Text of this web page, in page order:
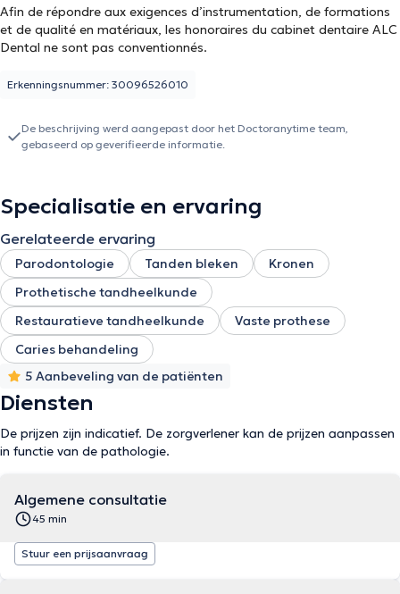
Afin de répondre aux exigences d’instrumentation, de formations
et de qualité en matériaux, les honoraires du cabinet dentaire ALC
Dental ne sont pas conventionnés.
Erkenningsnummer: 30096526010
De beschrijving werd aangepast door het Doctoranytime team,
gebaseerd op geverifieerde informatie.
Specialisatie en ervaring
Gerelateerde ervaring
Parodontologie Tanden bleken
Kronen
Prothetische tandheelkunde
Restauratieve tandheelkunde
Vaste prothese
Caries behandeling
5 Aanbeveling van de patiënten
Diensten
De prijzen zijn indicatief. De zorgverlener kan de prijzen aanpassen
in functie van de pathologie.
Algemene consultatie
45 min
Stuur een prijsaanvraag